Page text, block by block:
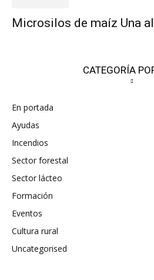
Microsilos de maíz Una
CATEGORÍA
En portada
Ayudas
Incendios
Sector forestal
Sector lácteo
Formación
Eventos
Cultura rural
Uncategorised